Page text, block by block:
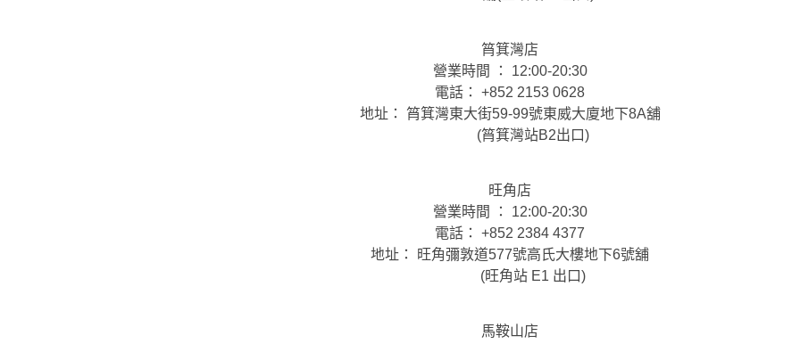
筲箕灣店
營業時間 ： 12:00-20:30
電話： +852 2153 0628
地址： 筲箕灣東大街59-99號東威大廈地下8A舖
(筲箕灣站B2出口)
旺角店
營業時間 ： 12:00-20:30
電話： +852 2384 4377
地址： 旺角彌敦道577號高氏大樓地下6號舖
(旺角站 E1 出口)
馬鞍山店